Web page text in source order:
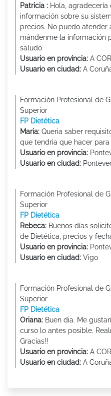
Patricia : Hola,
información sobre su
precios. No puedo atender
mándenme la información
saludo
Usuario en provincia: A
Usuario en ciudad: A
Formación Profesional de
Superior
FP Dietética
Maria: Queria saber
que tendria que hacer
Usuario en provincia:
Usuario en ciudad:
Formación Profesional de
Superior
FP Dietética
Rebeca: Buenos días
de Dietética, precios y
Usuario en provincia:
Usuario en ciudad: Vigo
Formación Profesional de
Superior
FP Dietética
Oriana: Buen dia. Me
curso lo antes posible.
Gracias!!
Usuario en provincia: A
Usuario en ciudad: A